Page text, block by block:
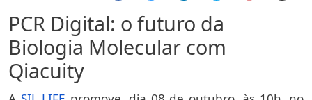
PCR Digital: o futuro da
Biologia Molecular com
Qiacuity